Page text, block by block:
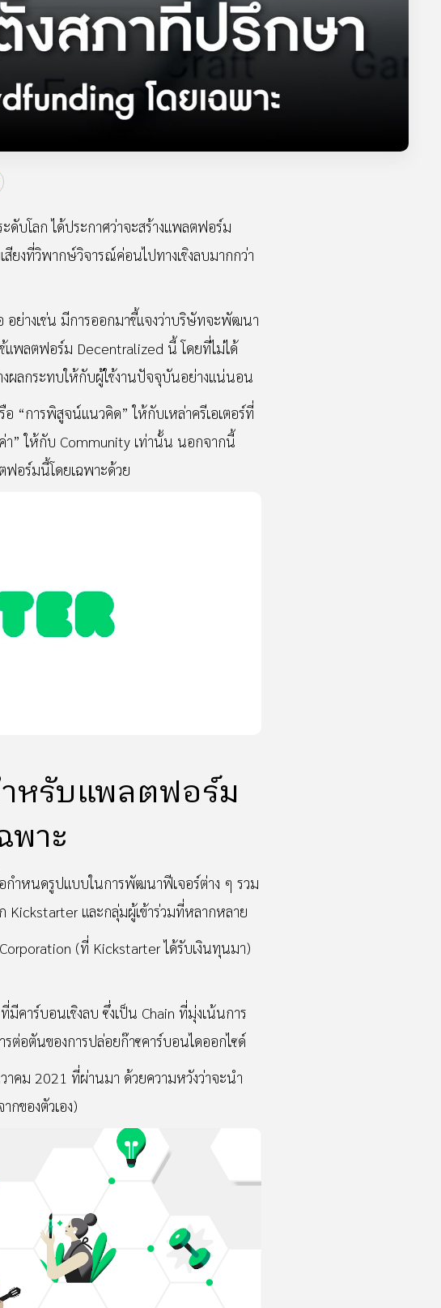
บโลก ได้ประกาศว่าจะสร้างแพลตฟอร์ม
งที่วิพากษ์วิจารณ์ค่อนไปทางเชิงลบมากกว่า
อย่างเช่น มีการออกมาชี้แจงว่าบริษัทจะพัฒนา
ช้แพลตฟอร์ม Decentralized นี้ โดยที่ไม่ได้
ผลกระทบให้กับผู้ใช้งานปัจจุบันอย่างแน่นอน
“การพิสูจน์แนวคิด” ให้กับเหล่าครีเอเตอร์ที่
า” ให้กับ Community เท่านั้น นอกจากนี้
ฟอร์มนี้โดยเฉพาะด้วย
หรับแพลตฟอร์ม
พาะ
กำหนดรูปแบบในการพัฒนาฟีเจอร์ต่าง ๆ รวม
Kickstarter และกลุ่มผู้เข้าร่วมที่หลากหลาย
(ที่ Kickstarter ได้รับเงินทุนมา)
คาร์บอนเชิงลบ ซึ่งเป็น Chain ที่มุ่งเน้นการ
ต่อตันของการปล่อยก๊าซคาร์บอนไดออกไซด์
าคม 2021 ที่ผ่านมา ด้วยความหวังว่าจะนำ
ของตัวเอง)